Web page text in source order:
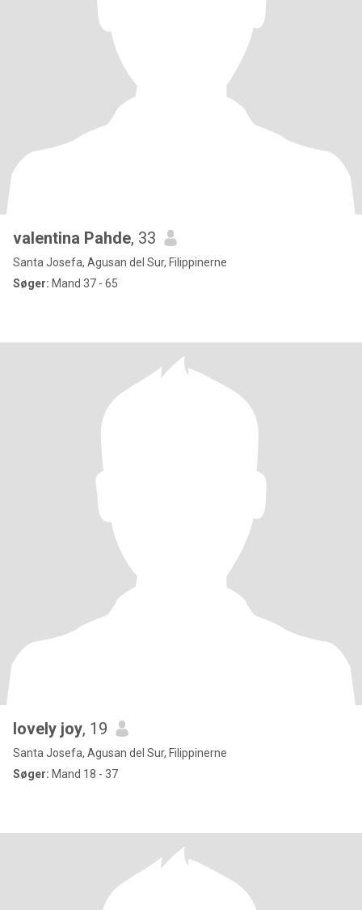
valentina Pahde, 33
Santa Josefa, Agusan del Sur, Filippinerne
Søger: Mand 37 - 65
lovely joy, 19
Santa Josefa, Agusan del Sur, Filippinerne
Søger: Mand 18 - 37